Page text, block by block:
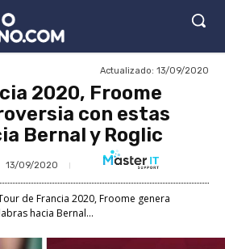
Actualizado: 13/09/2020
2020, Froome
con estas
Bernal y Roglic
13/09/2020
de Francia 2020, Froome genera
hacia Bernal...